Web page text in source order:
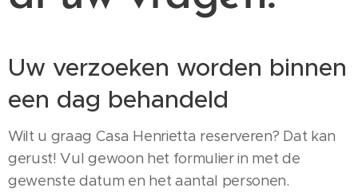
Uw verzoeken worden binnen
een dag behandeld
Wilt u graag Casa Henrietta reserveren? Dat kan
gerust! Vul gewoon het formulier in met de
gewenste datum en het aantal personen.